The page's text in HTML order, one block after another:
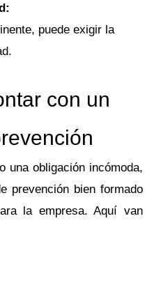
puede exigir la
con un
una obligación incómoda,
prevención bien formado
la empresa. Aquí van